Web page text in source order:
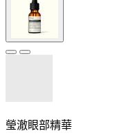
瑩澈眼部精華